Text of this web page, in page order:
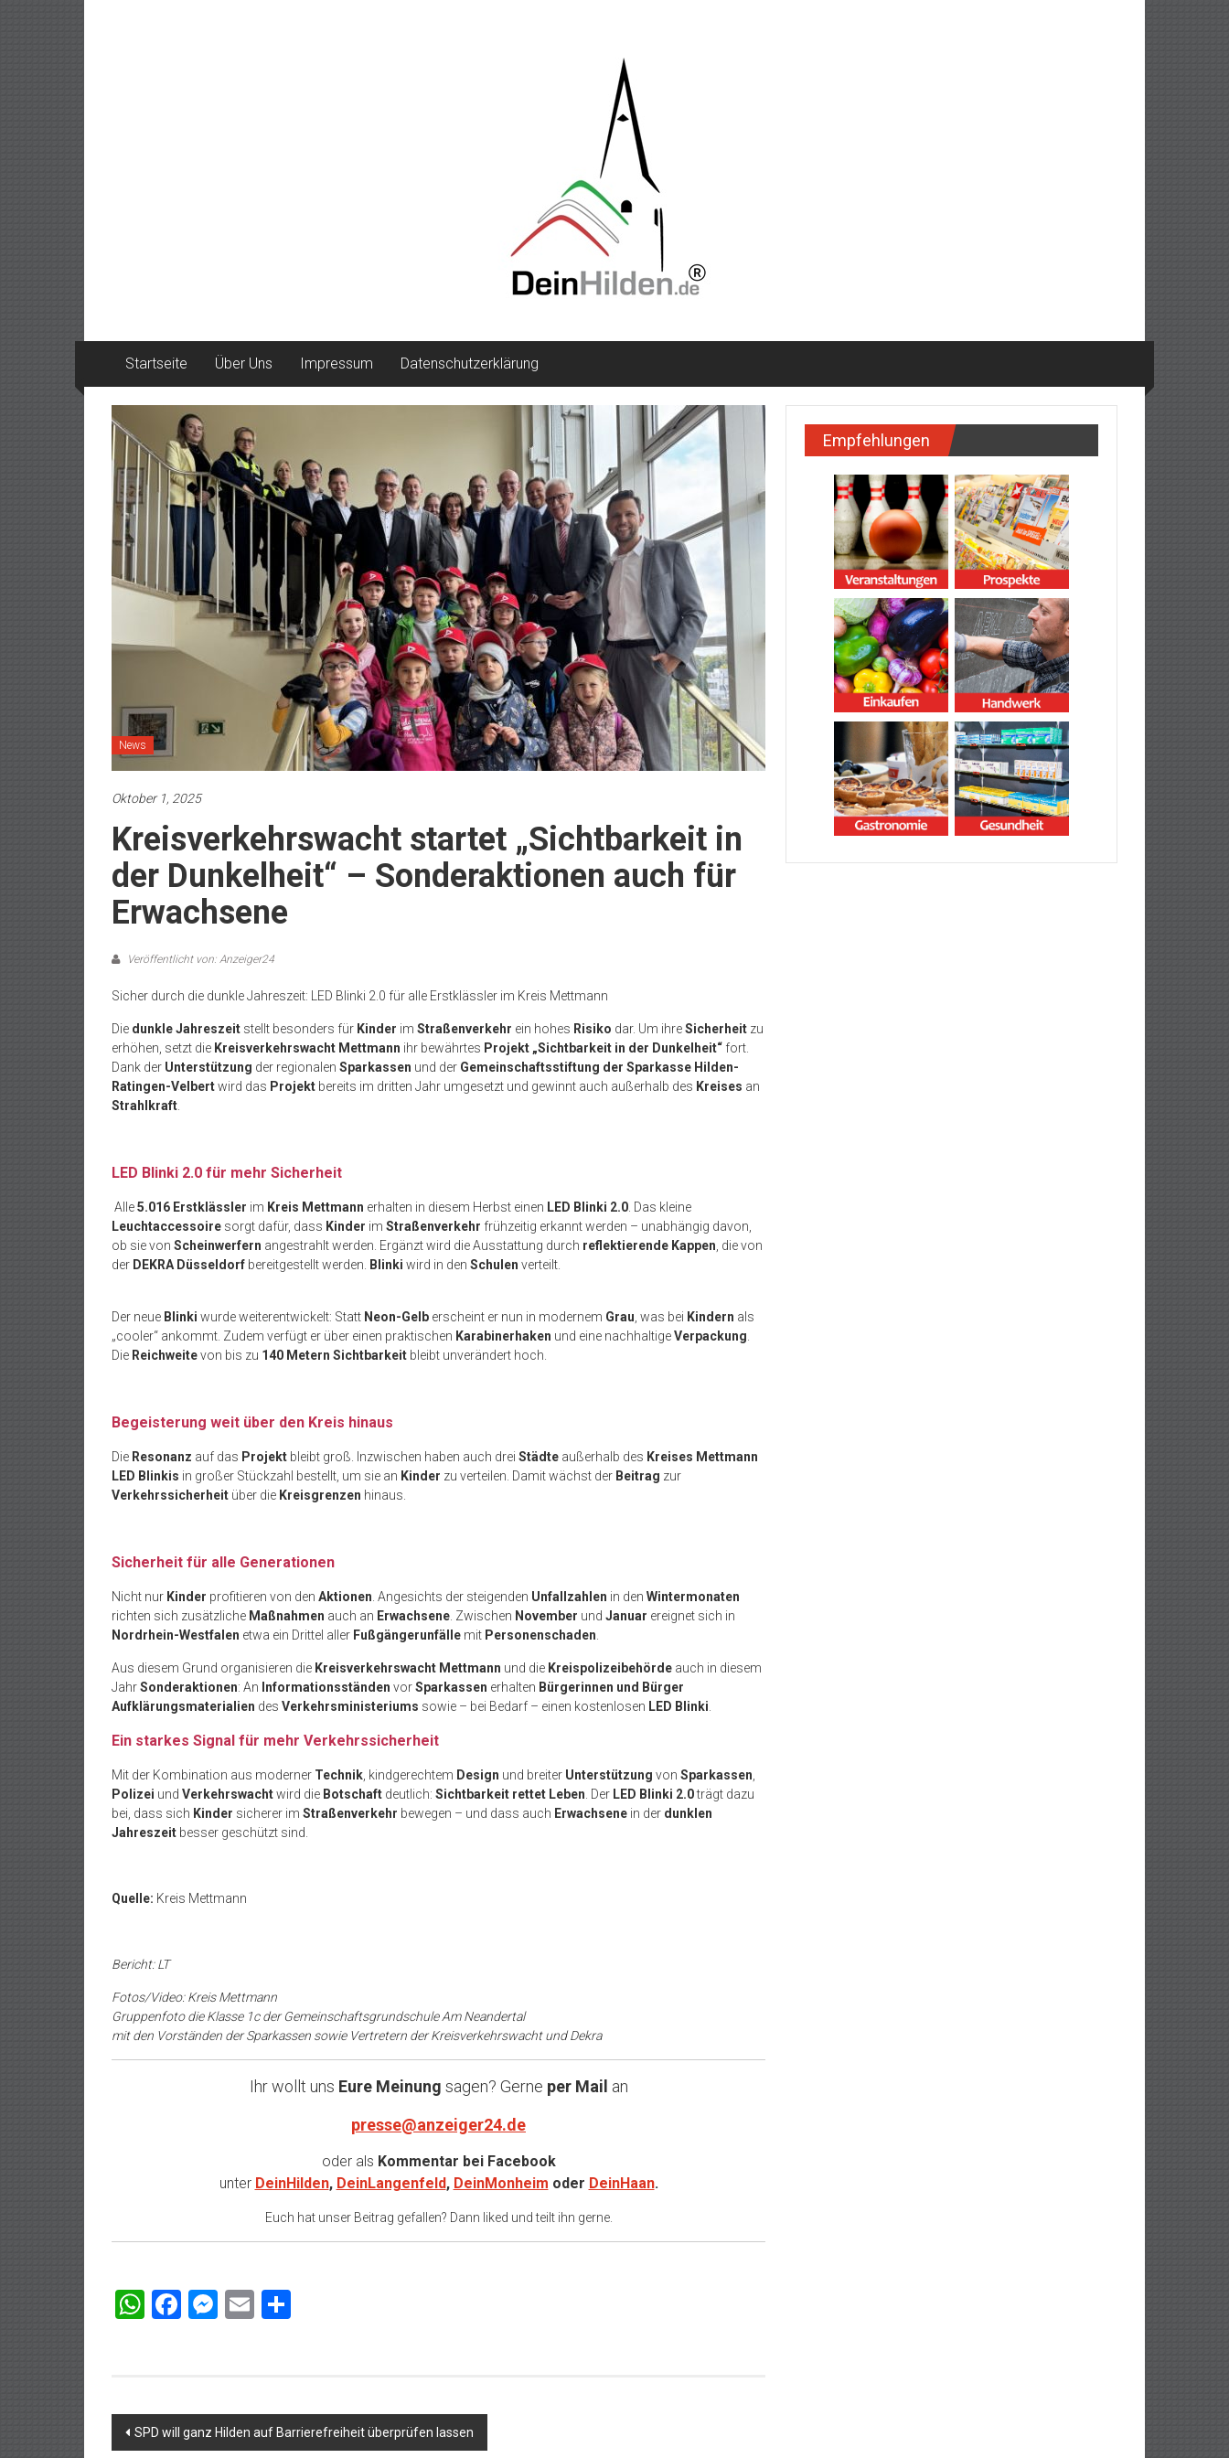
Startseite Über Uns Impressum Datenschutzerklärung
News
Oktober 1, 2025
Kreisverkehrswacht startet „Sichtbarkeit in
der Dunkelheit“ – Sonderaktionen auch für
Erwachsene
Veröffentlicht von: Anzeiger24
Sicher durch die dunkle Jahreszeit: LED Blinki 2.0 für alle Erstklässler im Kreis Mettmann
Die dunkle Jahreszeit stellt besonders für Kinder im Straßenverkehr ein hohes Risiko dar. Um ihreSicherheit zu
erhöhen, setzt die Kreisverkehrswacht Mettmann ihr bewährtes Projekt „Sichtbarkeit in der Dunkelheit“ fort.
Dank der Unterstützung der regionalen Sparkassen und der Gemeinschaftsstiftung der Sparkasse Hilden-
Ratingen-Velbertwird das Projekt bereits im dritten Jahr umgesetzt und gewinnt auch außerhalb des Kreises an
Strahlkraft
LED Blinki 2.0 für mehr Sicherheit
Alle5.016 Erstklässler im Kreis Mettmann erhalten in diesem Herbst einen LED Blinki 2.0 . Das kleine
Leuchtaccessoire sorgt dafür, dass Kinder im Straßenverkehr frühzeitig erkannt werden – unabhängig davon,
ob sie von Scheinwerfern angestrahlt werden. Ergänzt wird die Ausstattung durch reflektierende Kappen , die von
der DEKRA Düsseldorf bereitgestellt werden. Blinki wird in den Schulen verteilt.
Der neue Blinki wurde weiterentwickelt: Statt Neon-Gelb erscheint er nun in modernem Grau , was bei Kindern als
„cooler“ ankommt. Zudem verfügt er über einen praktischen Karabinerhaken und eine nachhaltigeVerpackung
Die Reichweitevon bis zu 140 Metern Sichtbarkeit bleibt unverändert hoch.
Begeisterung weit über den Kreis hinaus
Die Resonanz auf das Projekt bleibt groß. Inzwischen haben auch drei Städte außerhalb des Kreises Mettmann
LED Blinkis in großer Stückzahl bestellt, um sie an Kinder zu verteilen. Damit wächst der Beitrag zur
Verkehrssicherheit über die Kreisgrenzen hinaus.
Sicherheit für alle Generationen
Nicht nur Kinder profitieren von den Aktionen . Angesichts der steigenden Unfallzahlen in den Wintermonaten
richten sich zusätzliche Maßnahmen auch an Erwachsene . Zwischen November und Januar ereignet sich in
Nordrhein-Westfalen etwa ein Drittel aller Fußgängerunfälle mit Personenschaden
Aus diesem Grund organisieren die Kreisverkehrswacht Mettmann und die Kreispolizeibehörde auch in diesem
JahrSonderaktionen: An Informationsständen vorSparkassen erhalten Bürgerinnen und Bürger
Aufklärungsmaterialien des Verkehrsministeriums sowie – bei Bedarf – einen kostenlosen LED Blinki
Ein starkes Signal für mehr Verkehrssicherheit
Mit der Kombination aus moderner Technik , kindgerechtem Design und breiter Unterstützung von Sparkassen
Polizei und Verkehrswachtwird die Botschaft deutlich: Sichtbarkeit rettet Leben . Der LED Blinki 2.0trägt dazu
bei, dass sich Kinder sicherer im Straßenverkehr bewegen – und dass auch Erwachsene in der dunklen
Jahreszeit besser geschützt sind.
Quelle: Kreis Mettmann
Bericht: LT
Fotos/Video: Kreis Mettmann
Gruppenfoto die Klasse 1c der Gemeinschaftsgrundschule Am Neandertal
mit den Vorständen der Sparkassen sowie Vertretern der Kreisverkehrswacht und Dekra
Ihr wollt uns Eure Meinung sagen? Gerne per Mail an
presse@anzeiger24.de
oder als Kommentar bei Facebook
unter DeinHilden, DeinLangenfeld, DeinMonheim oder DeinHaan.
Euch hat unser Beitrag gefallen? Dann liked und teilt ihn gerne.
WhatsApp
Facebook
Messenger
Email
Beitragsnavigation
SPD will ganz Hilden auf Barrierefreiheit überprüfen lassen
Empfehlungen